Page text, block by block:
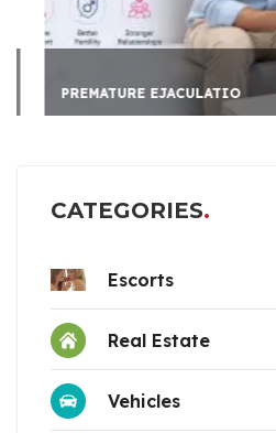
PREMATURE EJACULATIO
CATEGORIES
Escorts
Real Estate
Vehicles